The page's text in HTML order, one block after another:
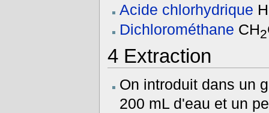
Acide chlorhydrique
Dichlorométhane CH2
4Extraction
On introduit dans un
200 mL d'eau et un